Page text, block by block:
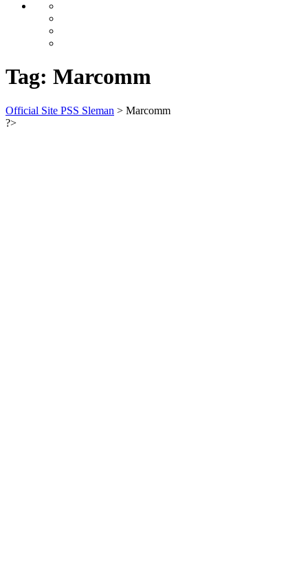
Tag: Marcomm
Official Site PSS Sleman > Marcomm
?>